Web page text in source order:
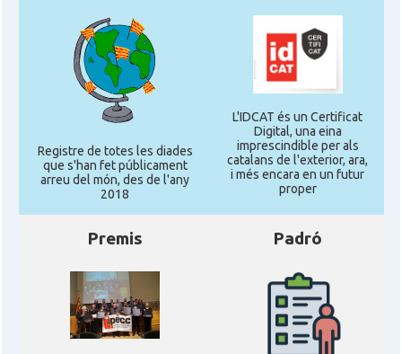
Registre de totes les diades
que s'han fet públicament
arreu del món, des de l'any
2018
L'IDCAT és un Certificat
Digital, una eina
imprescindible per als
catalans de l'exterior, ara,
i més encara en un futur
proper
Premis Padró